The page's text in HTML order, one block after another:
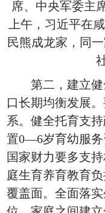
席、中央军委主
上午，习近平在
民熊成龙家，同
第二，建立
口长期均衡发展
系。健全托育支
置0—6岁育幼服务
国家财力要多支
庭生育养育教育
覆盖面。全面落